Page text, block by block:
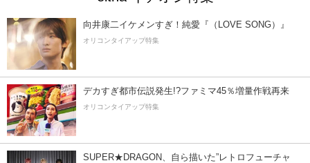
向井康二イケメンすぎ！純愛『（LOVE SONG）』
オリコンタイアップ特集
デカすぎ都市伝説発生!?ファミマ45％増量作戦再来
オリコンタイアップ特集
SUPER★DRAGON、自ら描いた”レトロフューチャ